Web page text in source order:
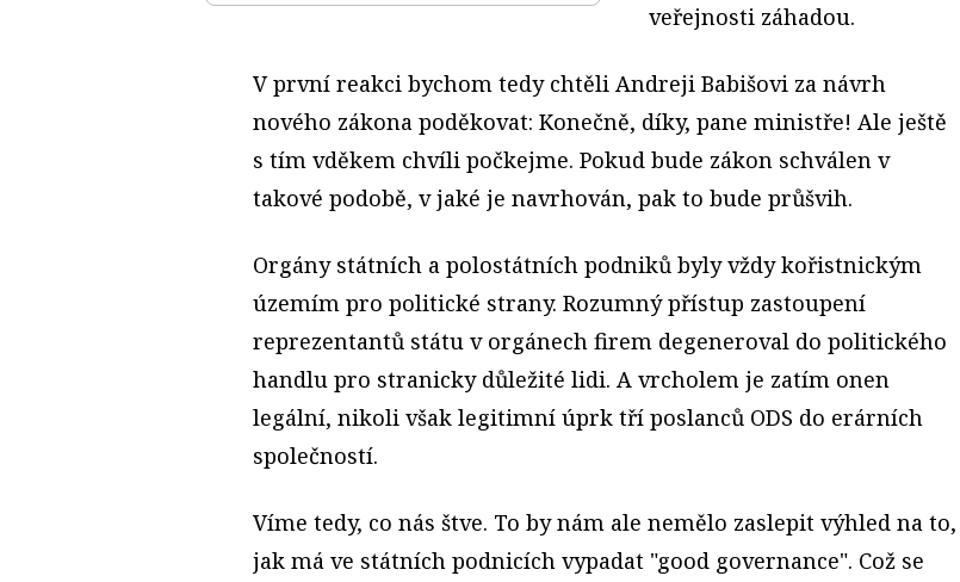
veřejnosti záhadou.
V první reakci bychom tedy chtěli Andreji Babišovi za návrh
nového zákona poděkovat: Konečně, díky, pane ministře! Ale ještě
s tím vděkem chvíli počkejme. Pokud bude zákon schválen v
takové podobě, v jaké je navrhován, pak to bude průšvih.
Orgány státních a polostátních podniků byly vždy kořistnickým
územím pro politické strany. Rozumný přístup zastoupení
reprezentantů státu v orgánech firem degeneroval do politického
handlu pro stranicky důležité lidi. A vrcholem je zatím onen
legální, nikoli však legitimní úprk tří poslanců ODS do erárních
společností.
Víme tedy, co nás štve. To by nám ale nemělo zaslepit výhled na to,
jak má ve státních podnicích vypadat "good governance". Což se